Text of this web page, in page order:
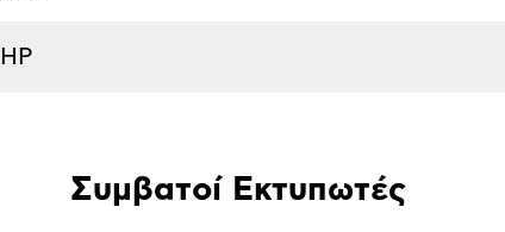
HP
Συμβατοί Εκτυπωτές